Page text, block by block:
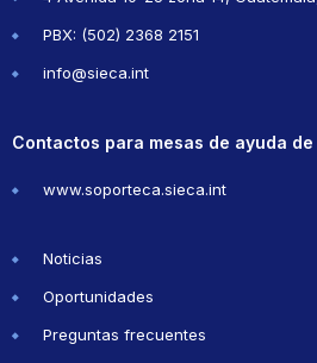
PBX: (502) 2368 2151
info@sieca.int
Contactos para mesas de ayuda
www.soporteca.sieca.int
Noticias
Oportunidades
Preguntas frecuentes